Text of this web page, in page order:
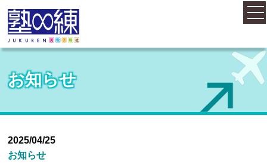
ホーム
コース案内
料金案内
お知らせ
2025/04/25
お知らせ